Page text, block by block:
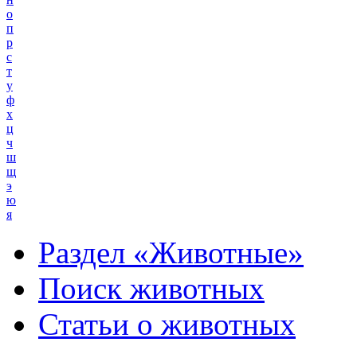
о
п
р
с
т
у
ф
х
ц
ч
ш
щ
э
ю
я
Раздел «Животные»
Поиск животных
Статьи о животных